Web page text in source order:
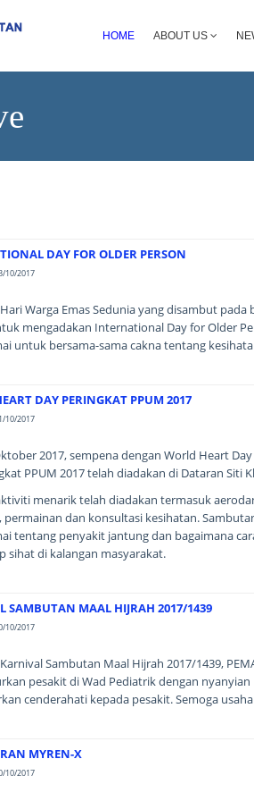
HOME ABOUT US
DAY FOR OLDER PERSON
10/2017
Warga Emas Sedunia yang disambut
mengadakan International Day for Older
untuk bersama-sama cakna tentang
DAY PERINGKAT PPUM 2017
10/2017
2017, sempena dengan World Heart
PPUM 2017 telah diadakan di Dataran Siti
menarik telah diadakan termasuk
permainan dan konsultasi kesihatan.
tentang penyakit jantung dan bagaimana
sihat di kalangan masyarakat.
SAMBUTAN MAAL HIJRAH 2017/1439
10/2017
Sambutan Maal Hijrah 2017/1439,
pesakit di Wad Pediatrik dengan
cenderahati kepada pesakit. Semoga
MYREN-X
10/2017